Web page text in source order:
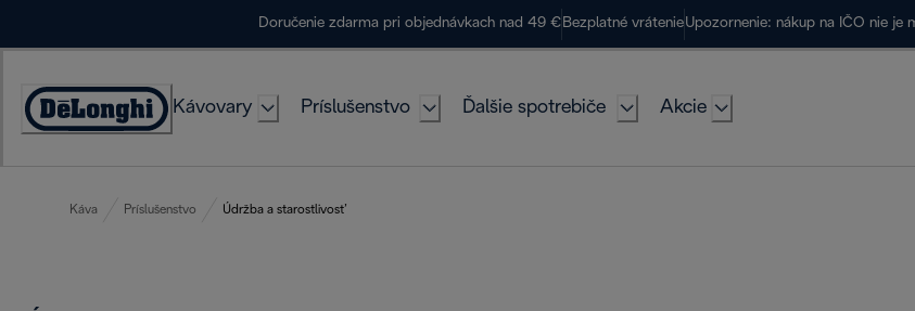
Doručenie zdarma pri objednávkach nad 49 € Bezplatné vrátenieUpozornenie: nákup na IČO nie
Accessibility
Kávovary Príslušenstvo Ďalšie spotrebiče Akcie
Káva Príslušenstvo Údržba a starostlivosť